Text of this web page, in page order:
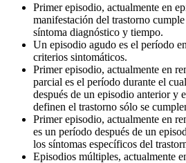
Primer episodio, actualmente en
manifestación del trastorno
síntoma diagnóstico y tiempo.
Un episodio agudo es el período
criterios sintomáticos.
Primer episodio, actualmente en
parcial es el período durante el
después de un episodio anterior y
definen el trastorno sólo se
Primer episodio, actualmente en
es un período después de un
los síntomas específicos del
Episodios múltiples, actualmente